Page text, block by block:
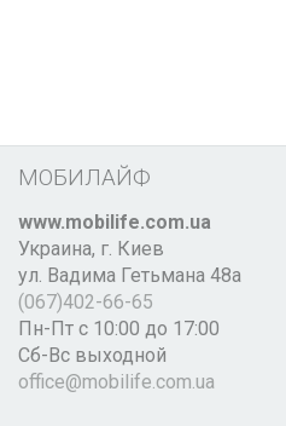
МОБИЛАЙФ
www.mobilife.com.ua
Украина, г. Киев
ул. Вадима Гетьмана 48а
(067)402-66-65
Пн-Пт с 10:00 до 17:00
Сб-Вс выходной
office@mobilife.com.ua